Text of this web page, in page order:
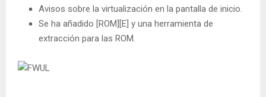
Avisos sobre la virtualización en la pantalla de inicio.
Se ha añadido [ROM][E] y una herramienta de
extracción para las ROM.